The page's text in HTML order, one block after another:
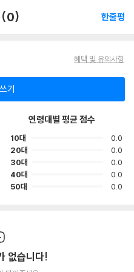
(0) 한줄평
혜택 및 유의사항
기
연령대별 평균 점수
10대
0.0
20대
0.0
30대
0.0
40대
0.0
50대
0.0
없습니다!